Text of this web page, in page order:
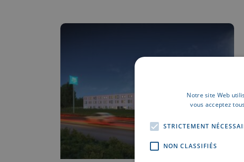
Notre site Web
vous acceptez
STRICTEMENT
NON CLASSIFIÉS